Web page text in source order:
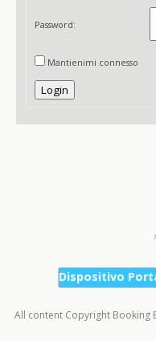
Password:
Mantienimi connesso
Login
Dispositivo
All content Copyright Booking